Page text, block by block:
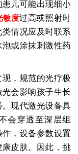
儿可能出现细小
敏度过高或照射时
情况应及时联系
或涂抹刺激性药
，规范的光疗极
会影响孩子生长
现代激光设备具
会穿透至深层组
，设备参数设置
皮肤。因此，挑